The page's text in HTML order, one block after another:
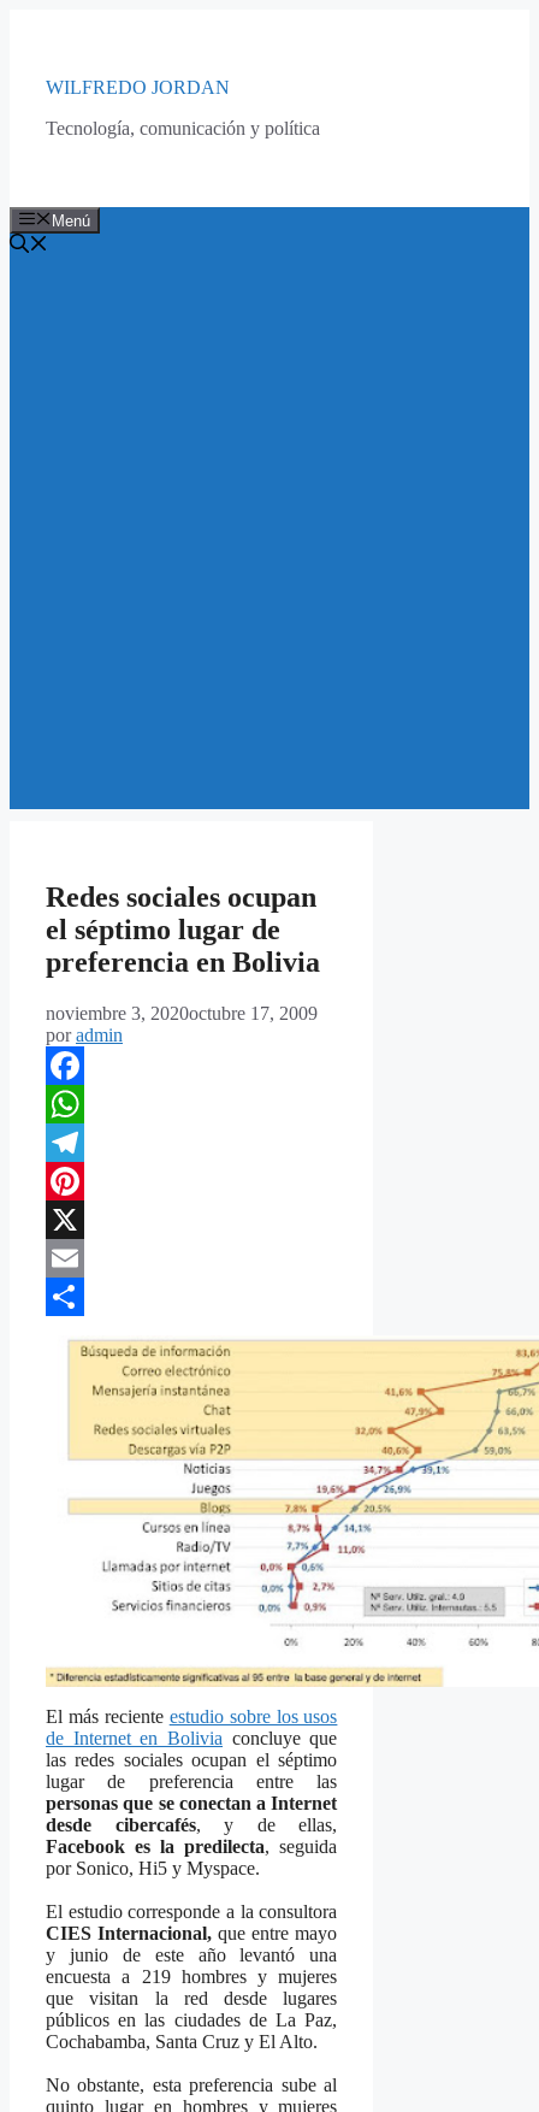
WILFREDO JORDAN
Tecnología, comunicación y política
Menú
Redes sociales ocupan
el séptimo lugar de
preferencia en Bolivia
noviembre 3, 2020octubre 17, 2009
poradmin
Facebook
WhatsApp
Telegram
Pinterest
X
Email
Compartir
El más reciente estudio sobre los usos
de Internet en Bolivia concluye que
las redes sociales ocupan el séptimo
lugar de preferencia entre las
personas que se conectan a Internet
desde cibercafés, y de ellas,
Facebook es la predilecta, seguida
por Sonico, Hi5 y Myspace.
El estudio corresponde a la consultora
CIES Internacional, que entre mayo
y junio de este año levantó una
encuesta a 219 hombres y mujeres
que visitan la red desde lugares
públicos en las ciudades deLa Paz,
Cochabamba, Santa Cruz y El Alto.
No obstante, esta preferencia sube al
quinto lugar en hombres y mujeres